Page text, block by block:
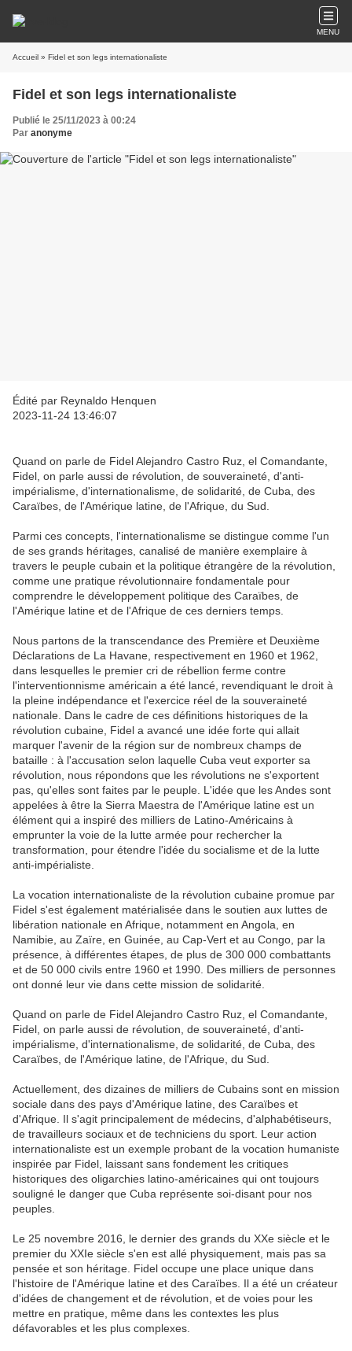
MENU
Accueil » Fidel et son legs internationaliste
Fidel et son legs internationaliste
Publié le 25/11/2023 à 00:24
Par anonyme
Édité par Reynaldo Henquen
2023-11-24 13:46:07
Quand on parle de Fidel Alejandro Castro Ruz, el Comandante,
Fidel, on parle aussi de révolution, de souveraineté, d'anti-
impérialisme, d'internationalisme, de solidarité, de Cuba, des
Caraïbes, de l'Amérique latine, de l'Afrique, du Sud.
Parmi ces concepts, l'internationalisme se distingue comme l'un
de ses grands héritages, canalisé de manière exemplaire à
travers le peuple cubain et la politique étrangère de la révolution,
comme une pratique révolutionnaire fondamentale pour
comprendre le développement politique des Caraïbes, de
l'Amérique latine et de l'Afrique de ces derniers temps.
Nous partons de la transcendance des Première et Deuxième
Déclarations de La Havane, respectivement en 1960 et 1962,
dans lesquelles le premier cri de rébellion ferme contre
l'interventionnisme américain a été lancé, revendiquant le droit à
la pleine indépendance et l'exercice réel de la souveraineté
nationale. Dans le cadre de ces définitions historiques de la
révolution cubaine, Fidel a avancé une idée forte qui allait
marquer l'avenir de la région sur de nombreux champs de
bataille : à l'accusation selon laquelle Cuba veut exporter sa
révolution, nous répondons que les révolutions ne s'exportent
pas, qu'elles sont faites par le peuple. L'idée que les Andes sont
appelées à être la Sierra Maestra de l'Amérique latine est un
élément qui a inspiré des milliers de Latino-Américains à
emprunter la voie de la lutte armée pour rechercher la
transformation, pour étendre l'idée du socialisme et de la lutte
anti-impérialiste.
La vocation internationaliste de la révolution cubaine promue par
Fidel s'est également matérialisée dans le soutien aux luttes de
libération nationale en Afrique, notamment en Angola, en
Namibie, au Zaïre, en Guinée, au Cap-Vert et au Congo, par la
présence, à différentes étapes, de plus de 300 000 combattants
et de 50 000 civils entre 1960 et 1990. Des milliers de personnes
ont donné leur vie dans cette mission de solidarité.
Quand on parle de Fidel Alejandro Castro Ruz, el Comandante,
Fidel, on parle aussi de révolution, de souveraineté, d'anti-
impérialisme, d'internationalisme, de solidarité, de Cuba, des
Caraïbes, de l'Amérique latine, de l'Afrique, du Sud.
Actuellement, des dizaines de milliers de Cubains sont en mission
sociale dans des pays d'Amérique latine, des Caraïbes et
d'Afrique. Il s'agit principalement de médecins, d'alphabétiseurs,
de travailleurs sociaux et de techniciens du sport. Leur action
internationaliste est un exemple probant de la vocation humaniste
inspirée par Fidel, laissant sans fondement les critiques
historiques des oligarchies latino-américaines qui ont toujours
souligné le danger que Cuba représente soi-disant pour nos
peuples.
Le 25 novembre 2016, le dernier des grands du XXe siècle et le
premier du XXIe siècle s'en est allé physiquement, mais pas sa
pensée et son héritage. Fidel occupe une place unique dans
l'histoire de l'Amérique latine et des Caraïbes. Il a été un créateur
d'idées de changement et de révolution, et de voies pour les
mettre en pratique, même dans les contextes les plus
défavorables et les plus complexes.